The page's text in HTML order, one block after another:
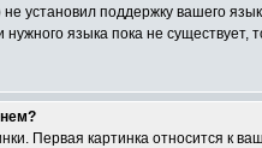
не установил поддержку вашего
языка пока не
Первая картинка относится к